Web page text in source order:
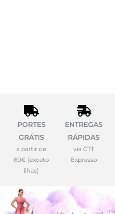
PORTES
GRÁTIS
a partir de
60€ (exceto
ilhas)
ENTREGAS
RÁPIDAS
via CTT
Expresso